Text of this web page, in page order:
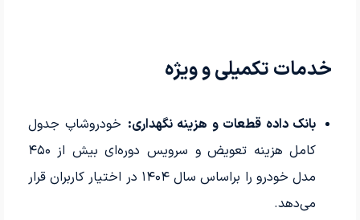
خدمات تکمیلی و ویژه
بانک داده قطعات و هزینه نگهداری: خودروشاپ جدول
کامل هزینه تعویض و سرویس دوره‌ای بیش از ۴۵۰
مدل خودرو را براساس سال ۱۴۰۴ در اختیار کاربران قرار
می‌دهد.